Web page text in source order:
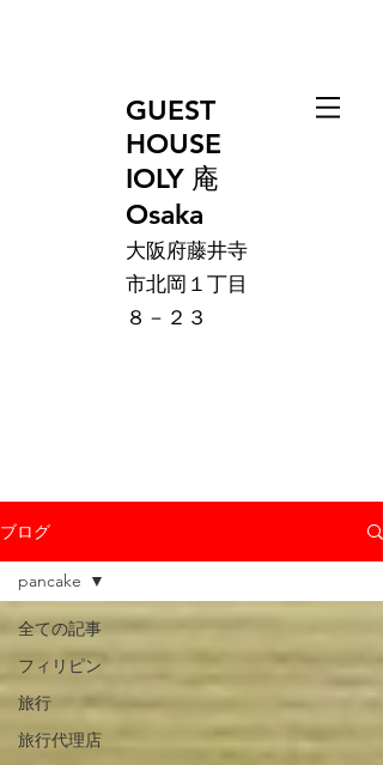
GUEST
HOUSE
IOLY 庵
Osaka
大阪府藤井寺
市北岡１丁目
８－２３
ブログ
全ての記事
フィリピン
旅行
旅行代理店
pancake